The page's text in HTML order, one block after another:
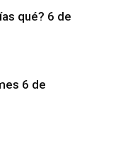
qué? 6 de
6 de